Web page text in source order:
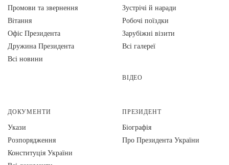
Промови та звернення
Вiтання
Офіс Президента
Дружина Президента
Всі новини
Зустрічі й наради
Робочі поїздки
Зарубіжні візити
Всі галереї
ВІДЕО
ДОКУМЕНТИ
Укази
Розпорядження
Конституція України
ПРЕЗИДЕНТ
Біографія
Про Президента України